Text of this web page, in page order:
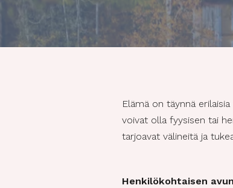
Elämä on täynnä
voivat olla fyysisen tai
tarjoavat välineitä ja
Henkilökohtaisen